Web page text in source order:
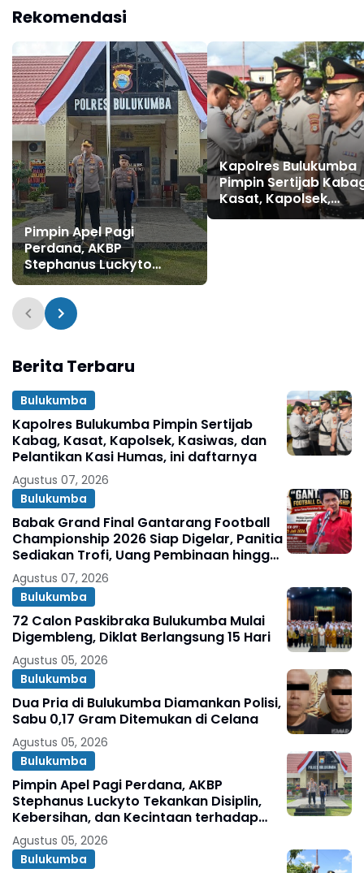
Rekomendasi
Pimpin Apel Pagi
Perdana, AKBP
Stephanus Luckyto
Tekankan Disiplin,
Kebersihan, dan
Kecintaan terhadap
Organisasi
Kapolres Bulukumba
Pimpin Sertijab
Kasat, Kapolsek,
Kasiwas, dan
Berita Terbaru
Bulukumba
Kapolres Bulukumba Pimpin Sertijab
Kabag, Kasat, Kapolsek, Kasiwas, dan
Pelantikan Kasi Humas, ini daftarnya
Agustus 07, 2026
Bulukumba
Babak Grand Final Gantarang Football
Championship 2026 Siap Digelar, Panitia
Sediakan Trofi, Uang Pembinaan hingga
Penghargaan Individu
Agustus 07, 2026
Bulukumba
72 Calon Paskibraka Bulukumba Mulai
Digembleng, Diklat Berlangsung 15 Hari
Agustus 05, 2026
Bulukumba
Dua Pria di Bulukumba Diamankan Polisi,
Sabu 0,17 Gram Ditemukan di Celana
Agustus 05, 2026
Bulukumba
Pimpin Apel Pagi Perdana, AKBP
Stephanus Luckyto Tekankan Disiplin,
Kebersihan, dan Kecintaan terhadap
Organisasi
Agustus 05, 2026
Bulukumba